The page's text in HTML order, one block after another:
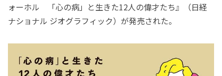
ォーホル 「心の病」と生きた12人の偉才たち』（日経
ナショナル ジオグラフィック）が発売された。